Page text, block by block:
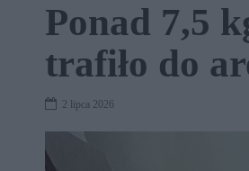
Ponad 7,5
trafiło do
2 lipca 2026